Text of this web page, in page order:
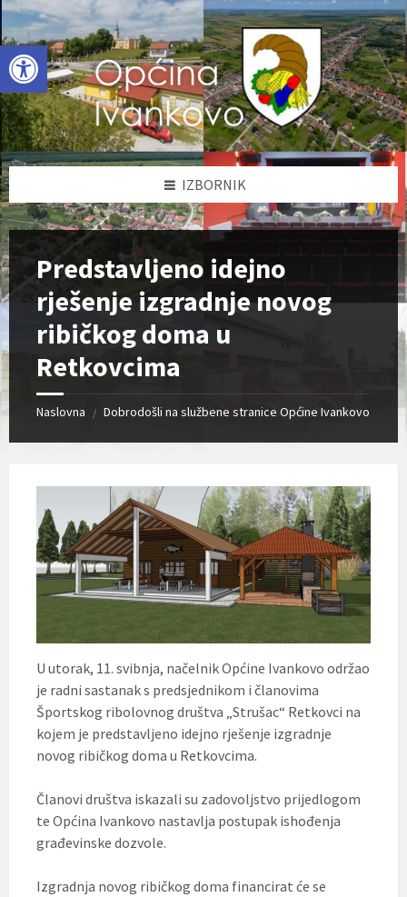
Open toolbar
Skip
to
content
Skip
to
left
sidebar
Skip
to
footer
IZBORNIK
Predstavljeno idejno
rješenje izgradnje novog
ribičkog doma u
Retkovcima
Naslovna / Dobrodošli na službene stranice Općine Ivankovo
U utorak, 11. svibnja, načelnik Općine Ivankovo održao
je radni sastanak s predsjednikom i članovima
Športskog ribolovnog društva „Strušac“ Retkovci na
kojem je predstavljeno idejno rješenje izgradnje
novog ribičkog doma u Retkovcima.
Članovi društva iskazali su zadovoljstvo prijedlogom
te Općina Ivankovo nastavlja postupak ishođenja
građevinske dozvole.
Izgradnja novog ribičkog doma financirat će se